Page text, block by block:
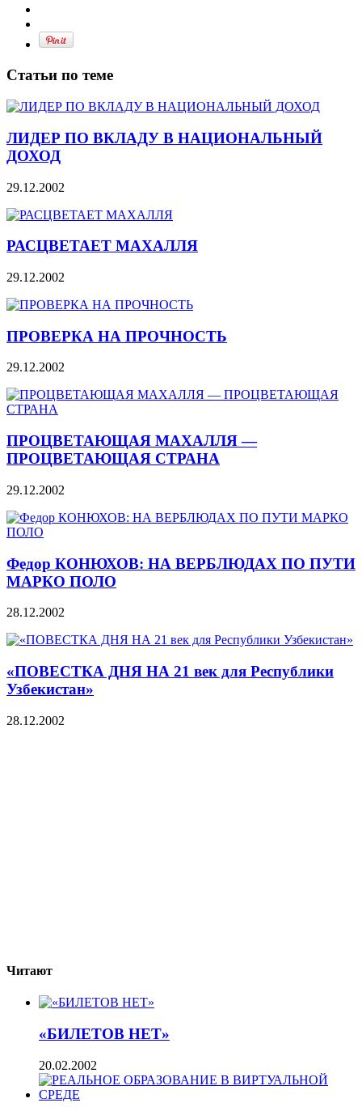
Статьи по теме
ЛИДЕР ПО ВКЛАДУ В НАЦИОНАЛЬНЫЙ
ДОХОД
29.12.2002
РАСЦВЕТАЕТ МАХАЛЛЯ
29.12.2002
ПРОВЕРКА НА ПРОЧНОСТЬ
29.12.2002
ПРОЦВЕТАЮЩАЯ МАХАЛЛЯ —
ПРОЦВЕТАЮЩАЯ СТРАНА
29.12.2002
Федор КОНЮХОВ: НА ВЕРБЛЮДАХ ПО ПУТИ
МАРКО ПОЛО
28.12.2002
«ПОВЕСТКА ДНЯ НА 21 век для Республики
Узбекистан»
28.12.2002
Читают
«БИЛЕТОВ НЕТ»
20.02.2002